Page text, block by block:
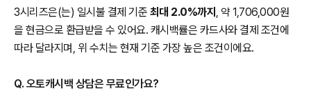
3시리즈은(는) 일시불 결제 기준 최대 2.0%까지 , 약 1,706,000원
을 현금으로 환급받을 수 있어요. 캐시백률은 카드사와 결제 조건에
따라 달라지며, 위 수치는 현재 기준 가장 높은 조건이에요.
Q. 오토캐시백 상담은 무료인가요?